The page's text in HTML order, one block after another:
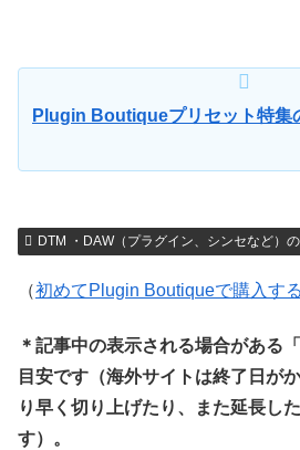
Plugin Boutiqueプリセット特集
DTM ・DAW（プラグイン、シンセなど）
（初めてPlugin Boutiqueで購入す
＊記事中の表示される場合がある
目安です（海外サイトは終了日が
り早く切り上げたり、また延長し
す）。